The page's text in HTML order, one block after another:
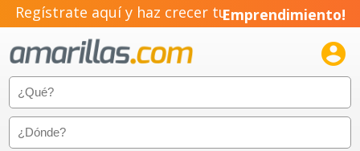
Regístrate aquí y haz crecer tuEmprendimiento!
